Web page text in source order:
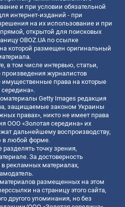
и при условии обязательной
интернет-изданий - при
на их использование и при
открытой для поисковых
OBOZ.UA по ссылке
которой размещен оригинальный
в том числе интервью, статьи,
журналистов
права на которые
Getty Images редакция
защищаемые законом Украины
правах», никто не имеет права
ООО «Золотая середина» их
дальнейшему воспроизводству,
в любой форме.
точку зрения,
За достоверность
рекламных материалах,
размещенных на этом
на страницу этого сайта,
другого упоминания, но без